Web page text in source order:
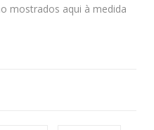
mostrados aqui à medida